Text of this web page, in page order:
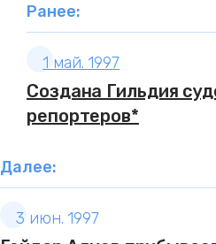
Ранее:
1 май. 1997
Создана Гильдия
репортеров*
Далее:
3 июн. 1997